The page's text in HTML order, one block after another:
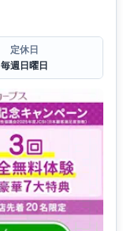
定休日
毎週日曜日